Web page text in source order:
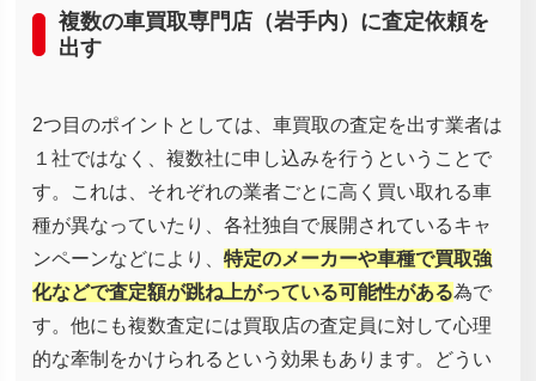
複数の車買取専門店（岩手内）に査定依頼を
出す
2つ目のポイントとしては、車買取の査定を出す業者は
１社ではなく、複数社に申し込みを行うということで
す。これは、それぞれの業者ごとに高く買い取れる車
種が異なっていたり、各社独自で展開されているキャ
ンペーンなどにより、 特定のメーカーや車種で買取強
化などで査定額が跳ね上がっている可能性がある為で
す。他にも複数査定には買取店の査定員に対して心理
的な牽制をかけられるという効果もあります。どうい